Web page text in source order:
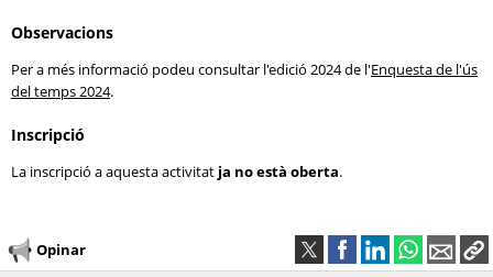
Observacions
Per a més informació podeu consultar l'edició 2024 de l'Enquesta de l'ús
del temps 2024.
Inscripció
La inscripció a aquesta activitat ja no està oberta.
Opinar